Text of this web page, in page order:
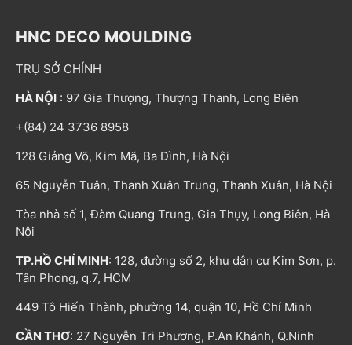
HNC DECO MOULDING
TRỤ SỞ CHÍNH
HÀ NỘI : 97 Gia Thượng, Thượng Thanh, Long Biên
+(84) 24 3736 8958
128 Giảng Võ, Kim Mã, Ba Đình, Hà Nội
65 Nguyễn Tuân, Thanh Xuân Trung, Thanh Xuân, Hà Nội
Tòa nhà số 1, Đàm Quang Trung, Gia Thụy, Long Biên, Hà
Nội
TP.HỒ CHÍ MINH: 128, đường số 2, khu dân cư Kim Sơn, p.
Tân Phong, q.7, HCM
449 Tô Hiến Thành, phường 14, quận 10, Hồ Chí Minh
CẦN THƠ: 27 Nguyễn Tri Phương, P.An Khánh, Q.Ninh